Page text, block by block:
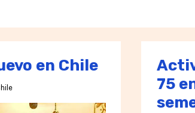
en Chile
75